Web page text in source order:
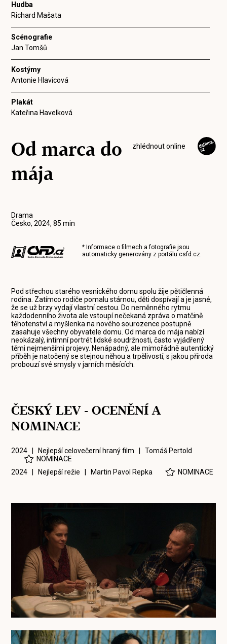
Hudba
Richard Mašata
Scénografie
Jan Tomšů
Kostýmy
Antonie Hlavicová
Plakát
Kateřina Havelková
zhlédnout online
Od marca do
mája
Drama
Česko, 2024, 85 min
* Informace o filmech a fotografie jsou
automaticky generovány z portálucsfd.cz.
Pod střechou starého vesnického domu spolu žije pětičlenná
rodina. Zatímco rodiče pomalu stárnou, děti dospívají a je jasné,
že se už brzy vydají vlastní cestou. Do neměnného rytmu
každodenního života ale vstoupí nečekaná zpráva o matčině
těhotenství a myšlenka na nového sourozence postupně
zasahuje všechny obyvatele domu. Od marca do mája nabízí
neokázalý, intimní portrét lidské soudržnosti, často vyjádřený
těmi nejmenšími projevy. Nenápadný, ale mimořádně autentický
příběh je natočený se stejnou něhou a trpělivostí, s jakou příroda
probouzí své smysly v jarních měsících.
ČESKÝ LEV - OCENĚNÍ A
NOMINACE
2024 | Nejlepší celovečerní hraný film |Tomáš Pertold
NOMINACE
2024 | Nejlepší režie | Martin Pavol Repka NOMINACE